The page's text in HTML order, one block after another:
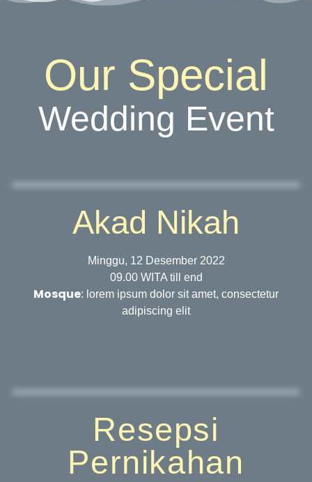
Our Special
Wedding Event
Akad Nikah
Minggu, 12 Desember 2022
09.00 WITA till end
Mosque: lorem ipsum dolor sit amet, consectetur
adipiscing elit
Resepsi
Pernikahan